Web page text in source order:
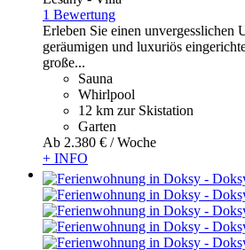
1 Bewertung
Erleben Sie einen unvergesslichen
geräumigen und luxuriös
große...
Sauna
Whirlpool
12 km zur Skistation
Garten
Ab 2.380 € / Woche
+ INFO